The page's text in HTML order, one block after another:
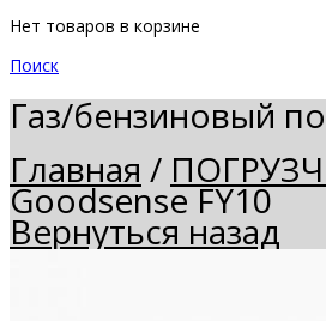
Нет товаров в корзине
Поиск
Газ/бензиновый
Главная /
Goodsense FY10
Вернуться назад